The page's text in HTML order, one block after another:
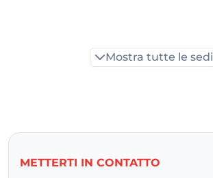
Mostra tutte le sedi
METTERTI IN CONTATTO